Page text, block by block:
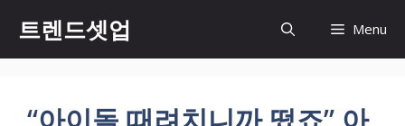
츠
트렌드셋업 Menu